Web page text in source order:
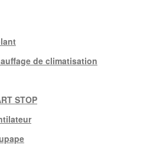
de climatisation
STOP